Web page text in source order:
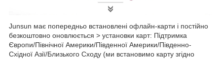
Junsun має попередньо встановлені офлайн-карти і постійно
безкоштовно оновлюється > установки карт: Підтримка
Європи/Північної Америки/Південної Америки/Південно-
Східної Азії/Близького Сходу (ми встановимо карту згідно